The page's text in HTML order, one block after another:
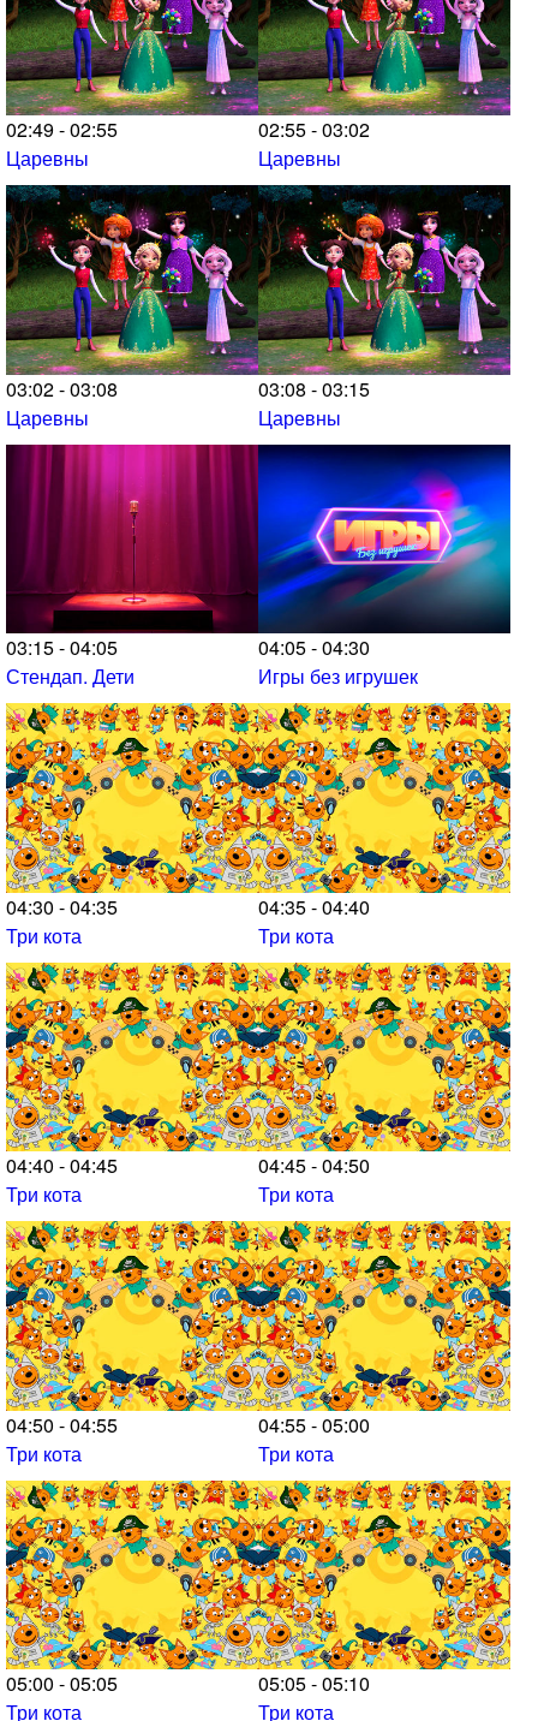
02:49 - 02:55
Царевны
02:55 - 03:02
Царевны
03:02 - 03:08
Царевны
03:08 - 03:15
Царевны
03:15 - 04:05
Стендап. Дети
04:05 - 04:30
Игры без игрушек
04:30 - 04:35
Три кота
04:35 - 04:40
Три кота
04:40 - 04:45
Три кота
04:45 - 04:50
Три кота
04:50 - 04:55
Три кота
04:55 - 05:00
Три кота
05:00 - 05:05
Три кота
05:05 - 05:10
Три кота